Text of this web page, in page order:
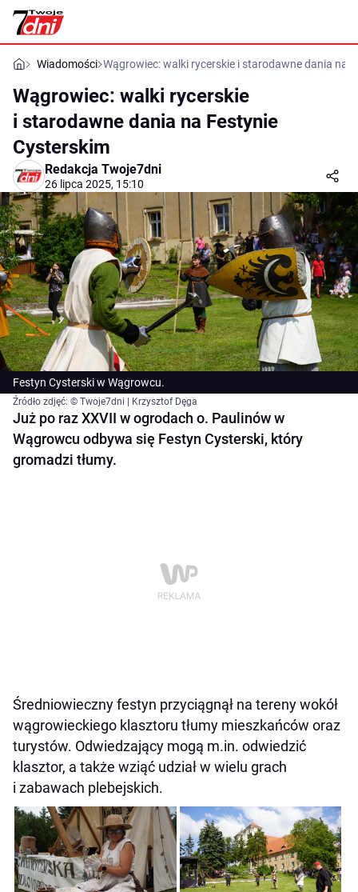
Wiadomości Wągrowiec: walki rycerskie i starodawne dania na
Wągrowiec: walki rycerskie
i starodawne dania na Festynie
Cysterskim
Redakcja Twoje7dni
26 lipca 2025, 15:10
Festyn Cysterski w Wągrowcu.
Źródło zdjęć: © Twoje7dni | Krzysztof Dęga
Już po raz XXVII w ogrodach o. Paulinów w
Wągrowcu odbywa się Festyn Cysterski, który
gromadzi tłumy.
Średniowieczny festyn przyciągnął na tereny wokół
wągrowieckiego klasztoru tłumy mieszkańców oraz
turystów. Odwiedzający mogą m.in. odwiedzić
klasztor, a także wziąć udział w wielu grach
i zabawach plebejskich.